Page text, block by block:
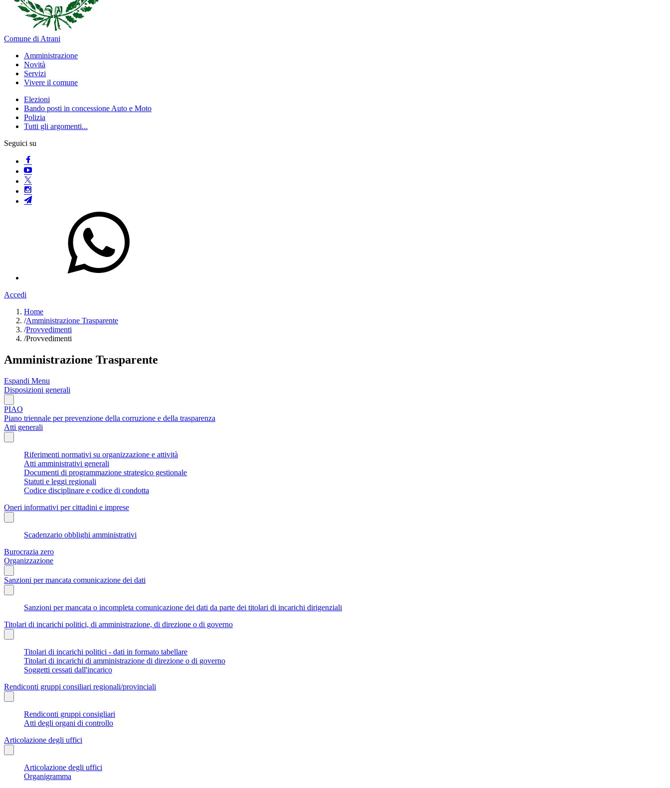
Comune di Atrani
Amministrazione
Novità
Servizi
Vivere il comune
Elezioni
Bando posti in concessione Auto e Moto
Polizia
Tutti gli argomenti...
Seguici su
Accedi
Home
/Amministrazione Trasparente
/Provvedimenti
/Provvedimenti
Amministrazione Trasparente
Espandi Menu
Disposizioni generali
PIAO
Piano triennale per prevenzione della corruzione e della trasparenza
Atti generali
Riferimenti normativi su organizzazione e attività
Atti amministrativi generali
Documenti di programmazione strategico gestionale
Statuti e leggi regionali
Codice disciplinare e codice di condotta
Oneri informativi per cittadini e imprese
Scadenzario obblighi amministrativi
Burocrazia zero
Organizzazione
Sanzioni per mancata comunicazione dei dati
Sanzioni per mancata o incompleta comunicazione dei dati da parte dei titolari di incarichi dirigenziali
Titolari di incarichi politici, di amministrazione, di direzione o di governo
Titolari di incarichi politici - dati in formato tabellare
Titolari di incarichi di amministrazione di direzione o di governo
Soggetti cessati dall'incarico
Rendiconti gruppi consiliari regionali/provinciali
Rendiconti gruppi consigliari
Atti degli organi di controllo
Articolazione degli uffici
Articolazione degli uffici
Organigramma